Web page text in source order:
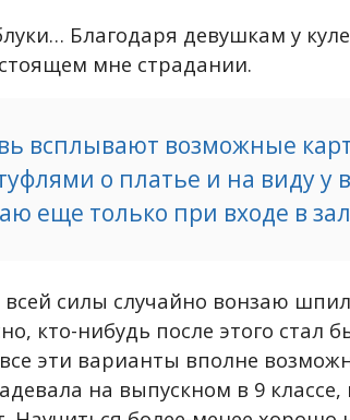
Благодаря девушкам у
мне страдании.
всплывают возможные
о платье и на виду у
еще только при входе в зал
силы случайно вонзаю
кто-нибудь после этого стал
эти варианты вполне
на выпускном в 9